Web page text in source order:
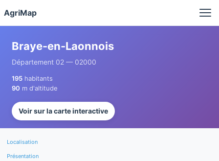
AgriMap
Braye-en-Laonnois
Département 02 — 02000
195 habitants
90 m d'altitude
Voir sur la carte interactive
Localisation
Présentation